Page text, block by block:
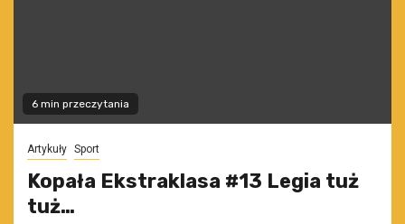
6 min przeczytania
Artykuły Sport
Kopała Ekstraklasa #13 Legia tuż
tuż…